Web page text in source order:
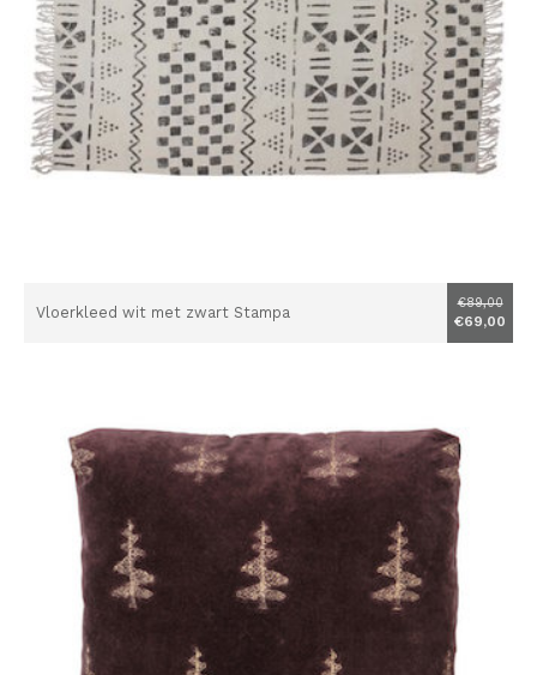
Vloerkleed wit met zwart Stampa
€89,00
€69,00